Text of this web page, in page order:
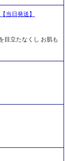
当日発送】
目立たなくし お肌も